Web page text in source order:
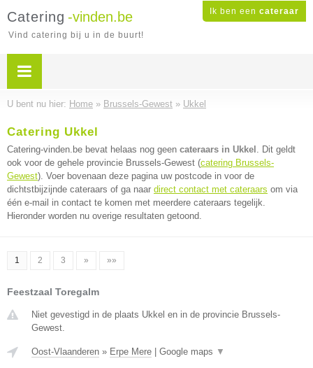
Ik ben een cateraar
Catering -vinden.be
Vind catering bij u in de buurt!
U bent nu hier: Home » Brussels-Gewest » Ukkel
Catering Ukkel
Catering-vinden.be bevat helaas nog geen cateraars in Ukkel . Dit geldt
ook voor de gehele provincie Brussels-Gewest (catering Brussels-
Gewest). Voer bovenaan deze pagina uw postcode in voor de
dichtstbijzijnde cateraars of ga naar direct contact met cateraars om via
één e-mail in contact te komen met meerdere cateraars tegelijk.
Hieronder worden nu overige resultaten getoond.
1 2 3 » »»
Feestzaal Toregalm
Niet gevestigd in de plaats Ukkel en in de provincie Brussels-
Gewest.
Oost-Vlaanderen » Erpe Mere Google maps ▼